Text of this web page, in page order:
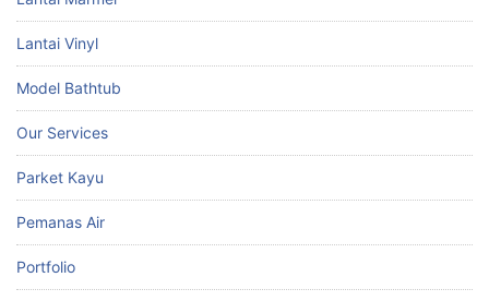
Lantai Vinyl
Model Bathtub
Our Services
Parket Kayu
Pemanas Air
Portfolio